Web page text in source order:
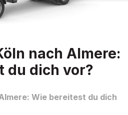
nach Almere:
du dich vor?
Wie bereitest du dich